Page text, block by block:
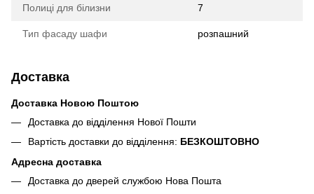
Полиці для білизни 7
Тип фасаду шафи розпашний
Доставка
Доставка Новою Поштою
Доставка до відділення Нової Пошти
Вартість доставки до відділення: БЕЗКОШТОВНО
Адресна доставка
Доставка до дверей службою Нова Пошта